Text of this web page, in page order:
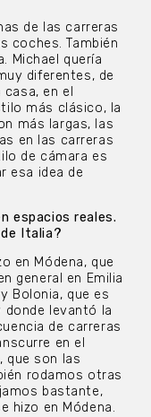
de las carreras
coches. También
Michael quería
diferentes, de
en el
más clásico, la
más largas, las
en las carreras
de cámara es
esa idea de
espacios reales.
Italia?
en Módena, que
general en Emilia
Bolonia, que es
donde levantó la
de carreras
en el
que son las
rodamos otras
bastante,
hizo en Módena.